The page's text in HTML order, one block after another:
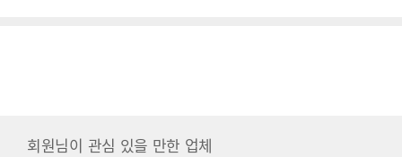
회원님이 관심 있을 만한 업체